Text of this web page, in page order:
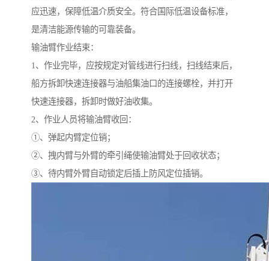
应迅速，保障低温介质安全。符合国际低温设备标准，
是清洁能源传输的可靠装备。
输油臂作业结束：
1、作业完毕，应按规定对管线进行扫线，扫线结束后，
船方拆卸快速连接器与油船集油口的连接螺栓，并打开
快速连接器，拆卸时做好油收集。
2、作业人员将输油臂收回：
①、弹起内臂定位销；
②、拽内臂与外臂的牵引绳使输油臂处于回收状态；
③、待内臂外臂自动锁定后插上防风定位插销。